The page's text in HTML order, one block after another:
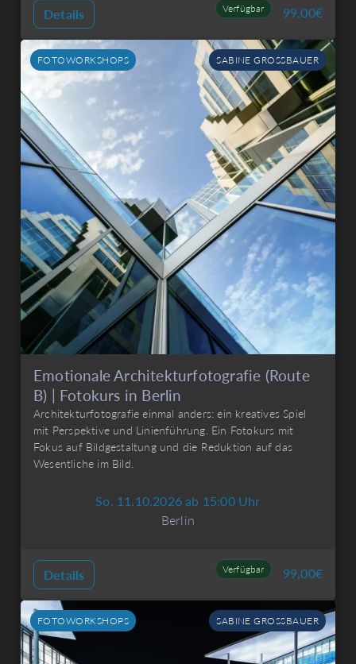
Details Verfügbar 99,00€
FOTOWORKSHOPS SABINE GROSSBAUER
Emotionale Architekturfotografie (Route
B) | Fotokurs in Berlin
Architekturfotografie einmal anders: ein kreatives Spiel
mit Perspektive und Linienführung. Ein Fotokurs mit
Fokus auf Bildgestaltung und die Reduktion auf das
Wesentliche im Bild.
So. 11.10.2026 ab 15:00 Uhr
Berlin
Details Verfügbar 99,00€
FOTOWORKSHOPS SABINE GROSSBAUER